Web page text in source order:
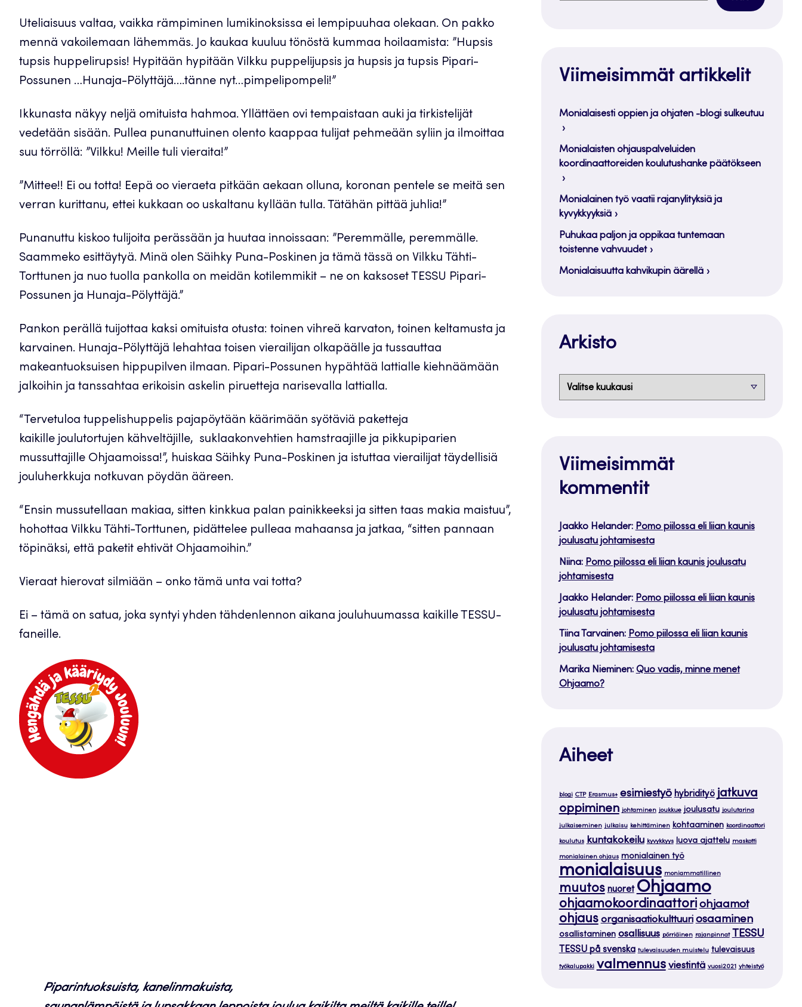
Uteliaisuus valtaa, vaikka rämpiminen lumikinoksissa ei lempipuuhaa olekaan. On pakko
mennä vakoilemaan lähemmäs. Jo kaukaa kuuluu tönöstä kummaa hoilaamista: ”Hupsis
tupsis huppelirupsis! Hypitään hypitään Vilkku puppelijupsis ja hupsis ja tupsis Pipari-
Possunen …Hunaja-Pölyttäjä….tänne nyt…pimpelipompeli!”
Ikkunasta näkyy neljä omituista hahmoa. Yllättäen ovi tempaistaan auki ja tirkistelijät
vedetään sisään. Pullea punanuttuinen olento kaappaa tulijat pehmeään syliin ja ilmoittaa
suu törröllä: ”Vilkku! Meille tuli vieraita!”
”Mittee!! Ei ou totta! Eepä oo vieraeta pitkään aekaan olluna, koronan pentele se meitä sen
verran kurittanu, ettei kukkaan oo uskaltanu kyllään tulla. Tätähän pittää juhlia!”
Punanuttu kiskoo tulijoita perässään ja huutaa innoissaan: ”Peremmälle, peremmälle.
Saammeko esittäytyä. Minä olen Säihky Puna-Poskinen ja tämä tässä on Vilkku Tähti-
Torttunen ja nuo tuolla pankolla on meidän kotilemmikit – ne on kaksoset TESSU Pipari-
Possunen ja Hunaja-Pölyttäjä.”
Pankon perällä tuijottaa kaksi omituista otusta: toinen vihreä karvaton, toinen keltamusta ja
karvainen. Hunaja-Pölyttäjä lehahtaa toisen vierailijan olkapäälle ja tussauttaa
makeantuoksuisen hippupilven ilmaan. Pipari-Possunen hypähtää lattialle kiehnäämään
jalkoihin ja tanssahtaa erikoisin askelin piruetteja narisevalla lattialla.
“Tervetuloa tuppelishuppelis pajapöytään käärimään syötäviä paketteja
kaikille joulutortujen kähveltäjille, suklaakonvehtien hamstraajille ja pikkupiparien
mussuttajille Ohjaamoissa!”, huiskaa Säihky Puna-Poskinen ja istuttaa vierailijat täydellisiä
jouluherkkuja notkuvan pöydän ääreen.
“Ensin mussutellaan makiaa, sitten kinkkua palan painikkeeksi ja sitten taas makia maistuu”,
hohottaa Vilkku Tähti-Torttunen, pidättelee pulleaa mahaansa ja jatkaa, “sitten pannaan
töpinäksi, että paketit ehtivät Ohjaamoihin.”
Vieraat hierovat silmiään – onko tämä unta vai totta?
Ei – tämä on satua, joka syntyi yhden tähdenlennon aikana jouluhuumassa kaikille TESSU-
faneille.
Piparintuoksuista, kanelinmakuista,
Viimeisimmät artikkelit
Monialaisesti oppien ja ohjaten -blogi sulkeutuu
Monialaisten ohjauspalveluiden
koordinaattoreiden koulutushanke päätökseen
Monialainen työ vaatii rajanylityksiä ja
kyvykkyyksiä
Puhukaa paljon ja oppikaa tuntemaan
toistenne vahvuudet
Monialaisuutta kahvikupin äärellä
Arkisto
Arkisto
Viimeisimmät
kommentit
Jaakko Helander: Pomo piilossa eli liian kaunis
joulusatu johtamisesta
Niina: Pomo piilossa eli liian kaunis joulusatu
johtamisesta
Jaakko Helander: Pomo piilossa eli liian kaunis
joulusatu johtamisesta
Tiina Tarvainen: Pomo piilossa eli liian kaunis
joulusatu johtamisesta
Marika Nieminen: Quo vadis, minne menet
Ohjaamo?
Aiheet
blogi CTP Erasmus+ esimiestyö hybridityö jatkuva
oppiminen johtaminen joukkue joulusatu joulutarina
julkaiseminen julkaisu kehittäminen kohtaaminen koordinaattori
koulutus kuntakokeilu kyvykkyys luova ajattelu maskotti
monialainen ohjaus monialainen työ
monialaisuus moniammatillinen
muutos nuoret Ohjaamo
ohjaamokoordinaattori ohjaamot
ohjaus organisaatiokulttuuri osaaminen
osallistaminen osallisuus pörriäinen rajanpinnat TESSU
TESSU på svenska tulevaisuuden muistelu tulevaisuus
työkalupakki valmennus viestintä vuosi2021 yhteistyö